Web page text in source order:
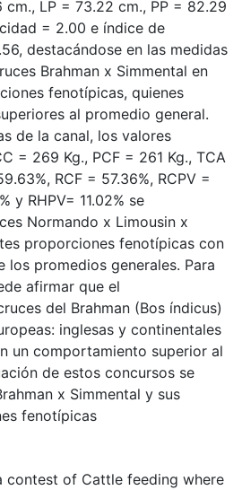
LP = 73.22 cm., PP = 82.29
= 2.00 e índice de
destacándose en las medidas
Brahman x Simmental en
fenotípicas, quienes
al promedio general.
de la canal, los valores
= 269 Kg., PCF = 261 Kg., TCA
RCF = 57.36%, RCPV =
y RHPV= 11.02% se
Normando x Limousin x
proporciones fenotípicas con
los promedios generales. Para
afirmar que el
del Brahman (Bos índicus)
inglesas y continentales
un comportamiento superior al
de estos concursos se
x Simmental y sus
fenotípicas
contest of Cattle feeding where